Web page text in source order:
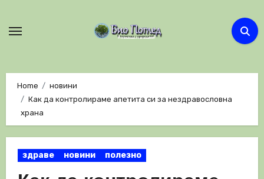
Home
новини
Как да контролираме апетита си за нездравословна
храна
здраве новини полезно